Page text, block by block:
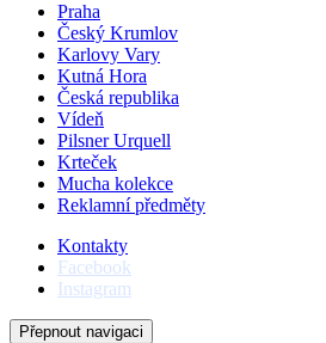
Praha
Český Krumlov
Karlovy Vary
Kutná Hora
Česká republika
Vídeň
Pilsner Urquell
Krteček
Mucha kolekce
Reklamní předměty
Kontakty
Facebook
Instagram
Přepnout navigaci